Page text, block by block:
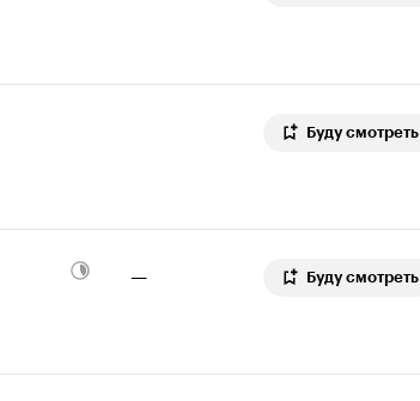
Буду смотреть
— Буду смотреть